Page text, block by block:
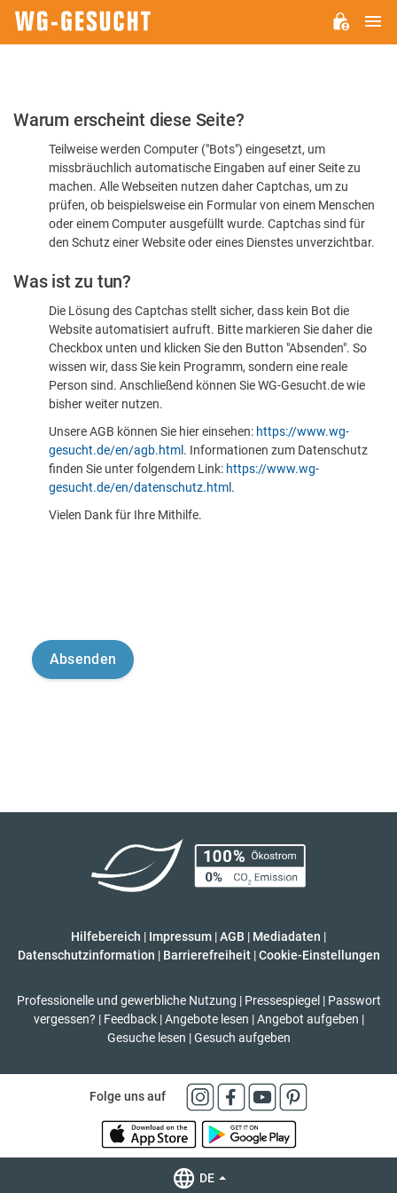
Bitte
dass
sind
Warum erscheint diese Seite?
Teilweise werden Computer ("Bots") eingesetzt, um
missbräuchlich automatische Eingaben auf einer Seite zu
machen. Alle Webseiten nutzen daher Captchas, um zu
prüfen, ob beispielsweise ein Formular von einem Menschen
oder einem Computer ausgefüllt wurde. Captchas sind für
den Schutz einer Website oder eines Dienstes unverzichtbar.
Was ist zu tun?
Die Lösung des Captchas stellt sicher, dass kein Bot die
Website automatisiert aufruft. Bitte markieren Sie daher die
Checkbox unten und klicken Sie den Button "Absenden". So
wissen wir, dass Sie kein Programm, sondern eine reale
Person sind. Anschließend können Sie WG-Gesucht.de wie
bisher weiter nutzen.
Unsere AGB können Sie hier einsehen: https://www.wg-
gesucht.de/en/agb.html . Informationen zum Datenschutz
finden Sie unter folgendem Link: https://www.wg-
gesucht.de/en/datenschutz.html .
Vielen Dank für Ihre Mithilfe.
Hilfebereich | Impressum |AGB | Mediadaten |
Datenschutzinformation | Barrierefreiheit | Cookie-Einstellungen
Professionelle und gewerbliche Nutzung | Pressespiegel | Passwort
vergessen? | Feedback | Angebote lesen | Angebot aufgeben |
Gesuche lesen | Gesuch aufgeben
Folge uns auf
DE